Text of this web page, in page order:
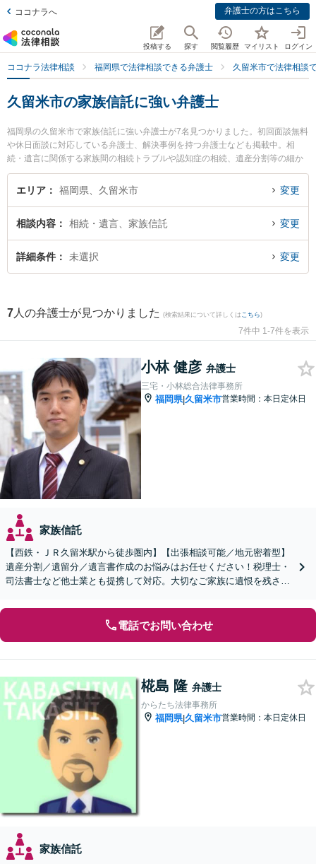
ココナラへ 弁護士の方はこちら
投稿する 探す 閲覧履歴 マイリスト ログイン
ココナラ法律相談 福岡県で法律相談できる弁護士 久留米市で法律相談
久留米市の家族信託に強い弁護士
福岡県の久留米市で家族信託に強い弁護士が7名見つかりました。初回面談無料
や休日面談に対応している弁護士、解決事例を持つ弁護士なども掲載中。相
続・遺言に関係する家族間の相続トラブルや認知症の相続、遺産分割等の細か
な分野での絞り込み検索もでき便利です。特に三宅・小林総合法律事務所の小
林 健彦弁護士やからたち法律事務所の椛島 隆弁護士、ゆずりは法律事務所の塩
に相談したい』『家族信託のトラブル解決の実績豊富な近くの弁護士を検索し
たい』『初回相談無料で家族信託を法律相談できる久留米市内の弁護士に相談
予約したい』などでお困りの相談者さんにおすすめです。
エリア 福岡県、久留米市 変更
相談内容 相続・遺言、家族信託 変更
詳細条件 未選択 変更
7 人の弁護士が見つかりました (検索結果について詳しくは こちら)
7件中 1-7件を表示
小林 健彦 弁護士
三宅・小林総合法律事務所
福岡県|久留米市営業時間：本日定休日
家族信託
【西鉄・ＪＲ久留米駅から徒歩圏内】【出張相談可能／地元密着型】
遺産分割／遺留分／遺言書作成のお悩みはお任せください！税理士・
司法書士など他士業とも提携して対応。大切なご家族に遺恨を残さな
電話でお問い合わせ
椛島 隆 弁護士
からたち法律事務所
福岡県|久留米市営業時間：本日定休日
家族信託